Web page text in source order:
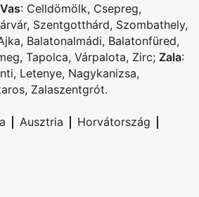
Vas: Celldömölk, Csepreg,
, Szentgotthárd, Szombathely,
, Balatonalmádi, Balatonfüred,
, Tapolca, Várpalota, Zirc; Zala:
, Letenye, Nagykanizsa,
, Zalaszentgrót.
| Ausztria | Horvátország |